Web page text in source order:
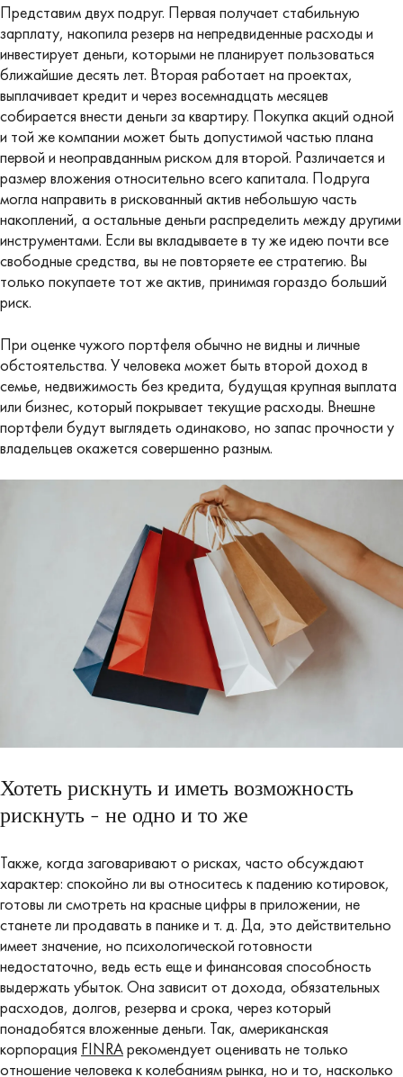
Представим двух подруг. Первая получает стабильную
зарплату, накопила резерв на непредвиденные расходы и
инвестирует деньги, которыми не планирует пользоваться
ближайшие десять лет. Вторая работает на проектах,
выплачивает кредит и через восемнадцать месяцев
собирается внести деньги за квартиру. Покупка акций одной
и той же компании может быть допустимой частью плана
первой и неоправданным риском для второй. Различается и
размер вложения относительно всего капитала. Подруга
могла направить в рискованный актив небольшую часть
накоплений, а остальные деньги распределить между другими
инструментами. Если вы вкладываете в ту же идею почти все
свободные средства, вы не повторяете ее стратегию. Вы
только покупаете тот же актив, принимая гораздо больший
риск.
При оценке чужого портфеля обычно не видны и личные
обстоятельства. У человека может быть второй доход в
семье, недвижимость без кредита, будущая крупная выплата
или бизнес, который покрывает текущие расходы. Внешне
портфели будут выглядеть одинаково, но запас прочности у
владельцев окажется совершенно разным.
Хотеть рискнуть и иметь возможность
рискнуть - не одно и то же
Также, когда заговаривают о рисках, часто обсуждают
характер: спокойно ли вы относитесь к падению котировок,
готовы ли смотреть на красные цифры в приложении, не
станете ли продавать в панике и т. д. Да, это действительно
имеет значение, но психологической готовности
недостаточно, ведь есть еще и финансовая способность
выдержать убыток. Она зависит от дохода, обязательных
расходов, долгов, резерва и срока, через который
понадобятся вложенные деньги. Так, американская
корпорация FINRAрекомендует оценивать не только
отношение человека к колебаниям рынка, но и то, насколько